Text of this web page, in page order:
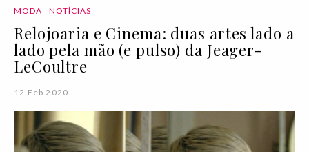
MODA NOTÍCIAS
Relojoaria e Cinema: duas artes lado a
lado pela mão (e pulso) da Jeager-
LeCoultre
12 Feb 2020